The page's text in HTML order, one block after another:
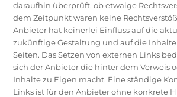
daraufhin überprüft, ob etwaige
dem Zeitpunkt waren keine
Anbieter hat keinerlei Einfluss auf die
zukünftige Gestaltung und auf die
Seiten. Das Setzen von externen Links
sich der Anbieter die hinter dem Verweis
Inhalte zu Eigen macht. Eine ständige
Links ist für den Anbieter ohne konkrete